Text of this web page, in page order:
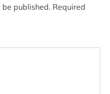
published. Required